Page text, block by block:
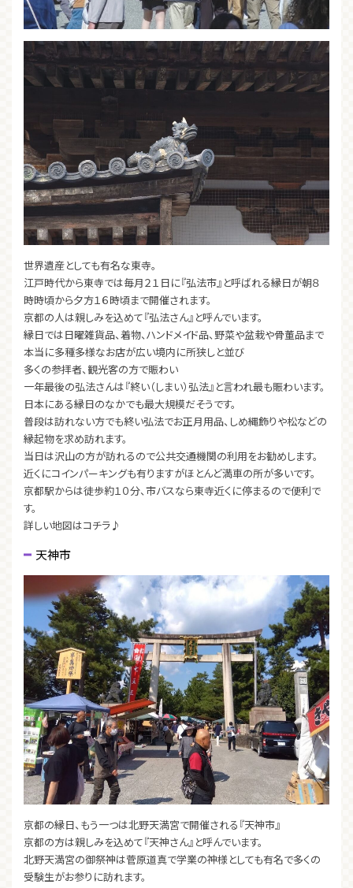
世界遺産としても有名な東寺。
江戸時代から東寺では毎月２１日に『弘法市』と呼ばれる縁日が朝８
時時頃から夕方１６時頃まで開催されます。
京都の人は親しみを込めて『弘法さん』と呼んでいます。
縁日では日曜雑貨品、着物、ハンドメイド品、野菜や盆栽や骨董品まで
本当に多種多様なお店が広い境内に所狭しと並び
多くの参拝者、観光客の方で賑わい
一年最後の弘法さんは『終い（しまい）弘法』と言われ最も賑わいます。
日本にある縁日のなかでも最大規模だそうです。
普段は訪れない方でも終い弘法でお正月用品、しめ縄飾りや松などの
縁起物を求め訪れます。
当日は沢山の方が訪れるので公共交通機関の利用をお勧めします。
近くにコインパーキングも有りますがほとんど満車の所が多いです。
京都駅からは徒歩約１０分、市バスなら東寺近くに停まるので便利で
す。
詳しい地図はコチラ♪
天神市
京都の縁日、もう一つは北野天満宮で開催される『天神市』
京都の方は親しみを込めて『天神さん』と呼んでいます。
北野天満宮の御祭神は菅原道真で学業の神様としても有名で多くの
受験生がお参りに訪れます。